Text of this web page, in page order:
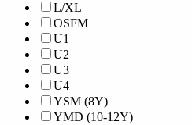
L/XL
OSFM
U1
U2
U3
U4
YSM (8Y)
YMD (10-12Y)